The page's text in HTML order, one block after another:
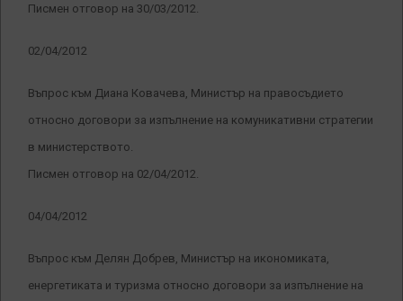
Писмен отговор на 30/03/2012.
02/04/2012
Въпрос към Диана Ковачева, Министър на правосъдието
относно договори за изпълнение на комуникативни стратегии
в министерството.
Писмен отговор на 02/04/2012.
04/04/2012
Въпрос към Делян Добрев, Министър на икономиката,
енергетиката и туризма относно договори за изпълнение на